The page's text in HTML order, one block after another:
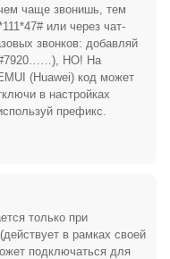
чаще звонишь, тем
или через чат-
звонков: добавляй
НО! На
(Huawei) код может
в настройках
префикс.
только при
в рамках своей
подключаться для